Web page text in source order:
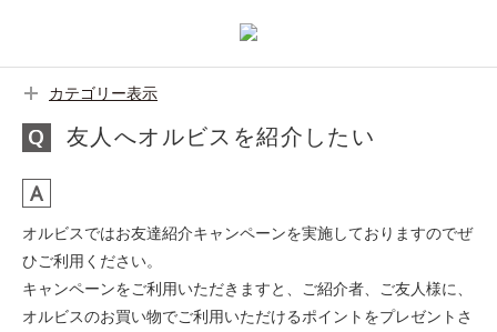
カテゴリー表示
友人へオルビスを紹介したい
オルビスではお友達紹介キャンペーンを実施しておりますのでぜ
ひご利用ください。
キャンペーンをご利用いただきますと、ご紹介者、ご友人様に、
オルビスのお買い物でご利用いただけるポイントをプレゼントさ